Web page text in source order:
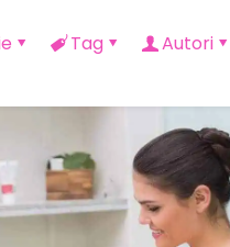
Tag Autori